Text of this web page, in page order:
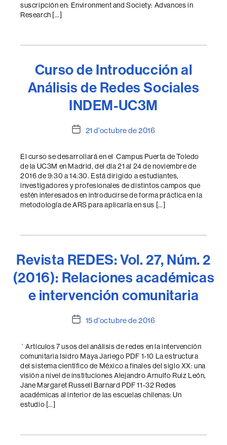
suscripción en: Environment and Society: Advances in
Research […]
Curso de Introducción al
Análisis de Redes Sociales
INDEM-UC3M
Data21 d'octubre de 2016
El curso se desarrollará en el Campus Puerta de Toledo
de la UC3M en Madrid, del día 21 al 24 de noviembre de
2016 de 9:30 a 14:30. Está dirigido a estudiantes,
investigadores y profesionales de distintos campos que
estén interesados en introducirse de forma práctica en la
metodología de ARS para aplicarla en sus […]
Revista REDES: Vol. 27, Núm. 2
(2016): Relaciones académicas
e intervención comunitaria
Data15 d'octubre de 2016
´ Artículos 7 usos del análisis de redes en la intervención
comunitaria Isidro Maya Jariego PDF 1-10 La estructura
del sistema científico de México a finales del siglo XX: una
visión a nivel de instituciones Alejandro Arnulfo Ruiz León,
Jane Margaret Russell Barnard PDF 11-32 Redes
académicas al interior de las escuelas chilenas: Un
estudio […]